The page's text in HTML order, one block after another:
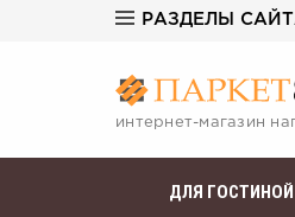
РАЗДЕЛЫ
интернет-магазин
ДЛЯ ГОСТИНОЙ